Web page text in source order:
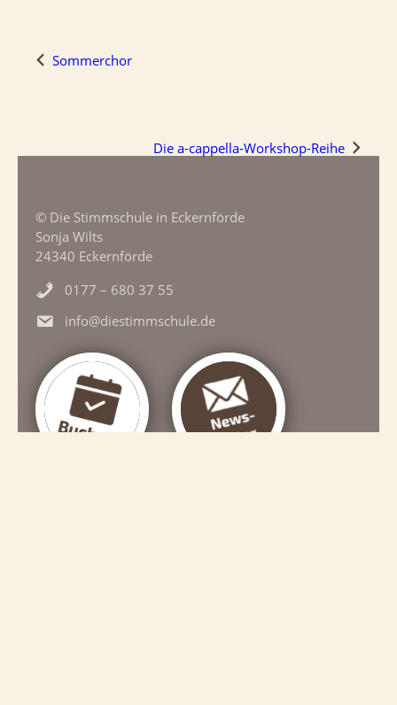
Sommerchor
Die a-cappella-Workshop-Reihe
© Die Stimmschule in Eckernförde
Sonja Wilts
24340 Eckernförde
0177 – 680 37 55
info@diestimmschule.de